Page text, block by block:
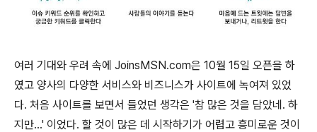
여러 기대와 우려 속에 JoinsMSN.com은 10월 15일 오픈을 하
였고 양사의 다양한 서비스와 비즈니스가 사이트에 녹여져 있었
다. 처음 사이트를 보면서 들었던 생각은 '참 많은 것을 담았네. 하
지만...' 이었다. 할 것이 많은 데 시작하기가 어렵고 흥미로운 것이